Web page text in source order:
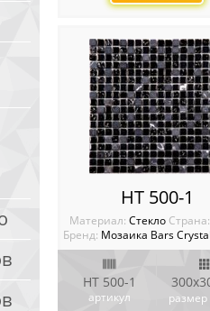
HT 500-1
Материал: Стекло Cтрана:
Бренд: Мозаика Bars
HT 500-1
артикул
размер